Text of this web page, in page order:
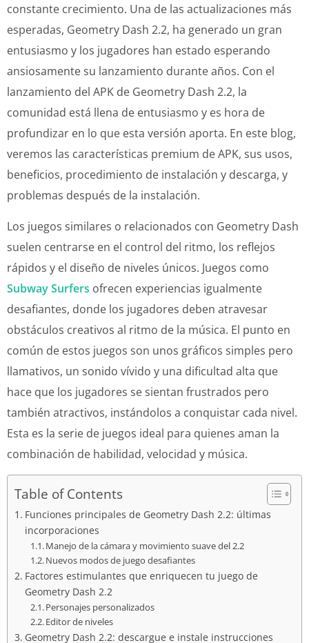
constante crecimiento. Una de las actualizaciones más
esperadas, Geometry Dash 2.2, ha generado un gran
entusiasmo y los jugadores han estado esperando
ansiosamente su lanzamiento durante años. Con el
lanzamiento del APK de Geometry Dash 2.2, la
comunidad está llena de entusiasmo y es hora de
profundizar en lo que esta versión aporta. En este blog,
veremos las características premium de APK, sus usos,
beneficios, procedimiento de instalación y descarga, y
problemas después de la instalación.
Los juegos similares o relacionados con Geometry Dash
suelen centrarse en el control del ritmo, los reflejos
rápidos y el diseño de niveles únicos. Juegos como
Subway Surfers ofrecen experiencias igualmente
desafiantes, donde los jugadores deben atravesar
obstáculos creativos al ritmo de la música. El punto en
común de estos juegos son unos gráficos simples pero
llamativos, un sonido vívido y una dificultad alta que
hace que los jugadores se sientan frustrados pero
también atractivos, instándolos a conquistar cada nivel.
Esta es la serie de juegos ideal para quienes aman la
combinación de habilidad, velocidad y música.
Table of Contents
Funciones principales de Geometry Dash 2.2: últimas
incorporaciones
Manejo de la cámara y movimiento suave del 2.2
Nuevos modos de juego desafiantes
Factores estimulantes que enriquecen tu juego de
Geometry Dash 2.2
Personajes personalizados
Editor de niveles
Geometry Dash 2.2: descargue e instale instrucciones